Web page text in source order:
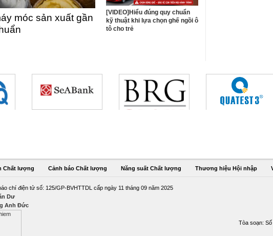
móc sản xuất gần
[VIDEO]Hiểu đúng quy chuẩn
kỹ thuật khi lựa chọn ghế ngồi ô
tô cho trẻ
Chất lượng Cảnh báo Chất lượng Năng suất Chất lượng Thương hiệu Hội nhập
chí điện tử số: 125/GP-BVHTTDL cấp ngày 11 tháng 09 năm 2025
Dư
Anh Đức
Tòa soạn: